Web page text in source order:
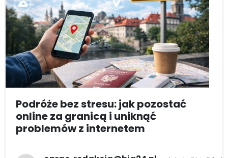
Podróże bez stresu: jak pozostać
online za granicą i uniknąć
problemów z internetem